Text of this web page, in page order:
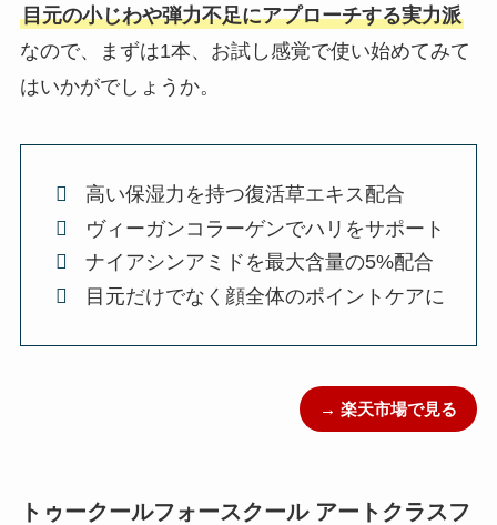
目元の小じわや弾力不足にアプローチする実力派
なので、まずは1本、お試し感覚で使い始めてみて
はいかがでしょうか。
高い保湿力を持つ復活草エキス配合
ヴィーガンコラーゲンでハリをサポート
ナイアシンアミドを最大含量の5%配合
目元だけでなく顔全体のポイントケアに
→ 楽天市場で見る
トゥークールフォースクール アートクラスフ